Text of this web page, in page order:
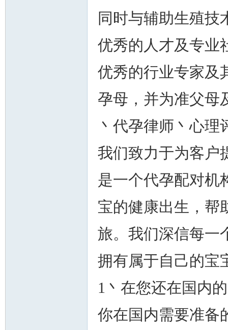
同时与辅助生殖技
优秀的人才及专业
优秀的行业专家及
孕母，并为准父母
丶代孕律师丶心
我们致力于为客户
是一个代孕配对机
宝的健康出生，帮
旅。我们深信每一
拥有属于自己的宝
1丶在您还在国内
你在国内需要准备